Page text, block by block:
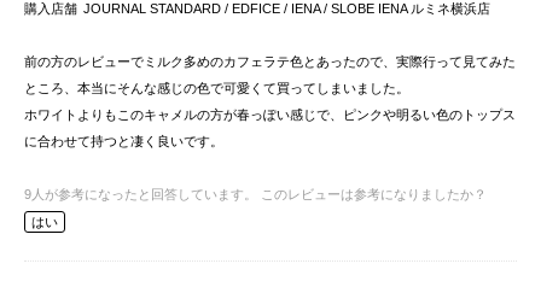
購入店舗 JOURNAL STANDARD / EDFICE / IENA / SLOBE IENA ルミネ横浜店
前の方のレビューでミルク多めのカフェラテ色とあったので、実際行って見てみた
ところ、本当にそんな感じの色で可愛くて買ってしまいました。
ホワイトよりもこのキャメルの方が春っぽい感じで、ピンクや明るい色のトップス
に合わせて持つと凄く良いです。
9 人が参考になったと回答しています。
このレビューは参考になりましたか？
はい